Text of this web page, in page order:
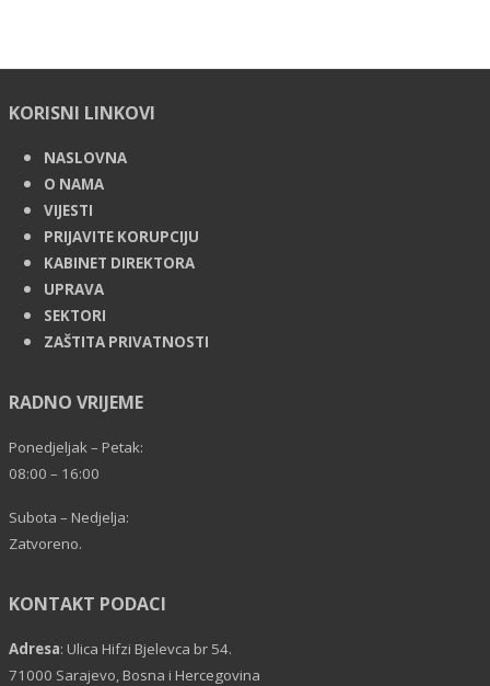
KORISNI LINKOVI
NASLOVNA
O NAMA
VIJESTI
PRIJAVITE KORUPCIJU
KABINET DIREKTORA
UPRAVA
SEKTORI
ZAŠTITA PRIVATNOSTI
RADNO VRIJEME
Ponedjeljak – Petak:
08:00 – 16:00
Subota – Nedjelja:
Zatvoreno.
KONTAKT PODACI
Adresa: Ulica Hifzi Bjelevca br 54.
71000 Sarajevo, Bosna i Hercegovina